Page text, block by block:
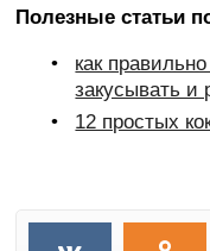
Полезные статьи
как
закусывать и
12 простых